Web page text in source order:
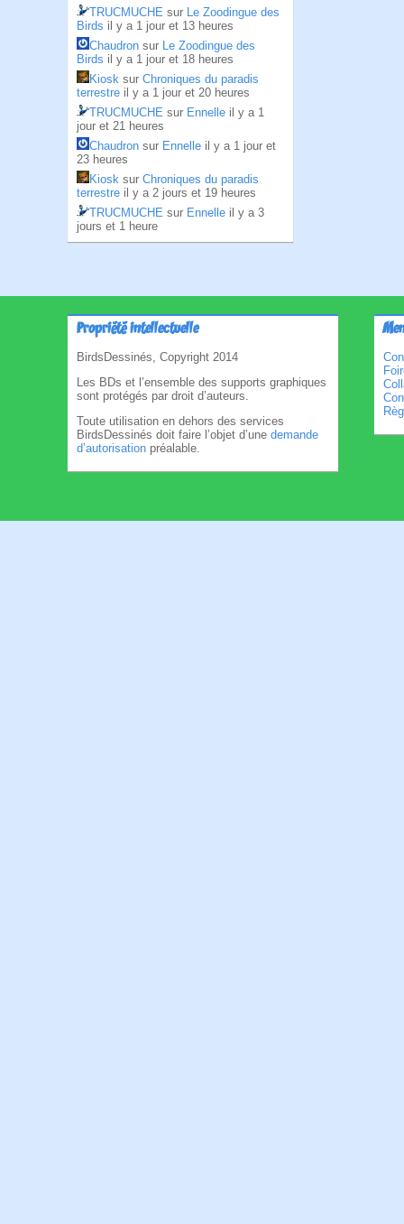
TRUCMUCHE sur Le Zoodingue des
Birds il y a 1 jour et 13 heures
Chaudron sur Le Zoodingue des
Birds il y a 1 jour et 18 heures
Kiosk sur Chroniques du paradis
terrestre il y a 1 jour et 20 heures
TRUCMUCHE sur Ennelle il y a 1
jour et 21 heures
Chaudron sur Ennelle il y a 1 jour et
23 heures
Kiosk sur Chroniques du paradis
terrestre il y a 2 jours et 19 heures
TRUCMUCHE sur Ennelle il y a 3
jours et 1 heure
Propriété intellectuelle
BirdsDessinés, Copyright 2014
Les BDs et l’ensemble des supports graphiques
sont protégés par droit d’auteurs.
Toute utilisation en dehors des services
BirdsDessinés doit faire l’objet d’une demande
d’autorisation préalable.